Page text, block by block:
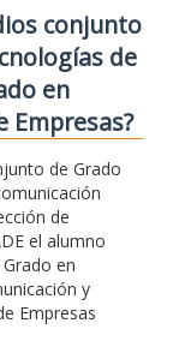
conjunto
de
en
Empresas?
de Grado
de
el alumno
en
y
Empresas